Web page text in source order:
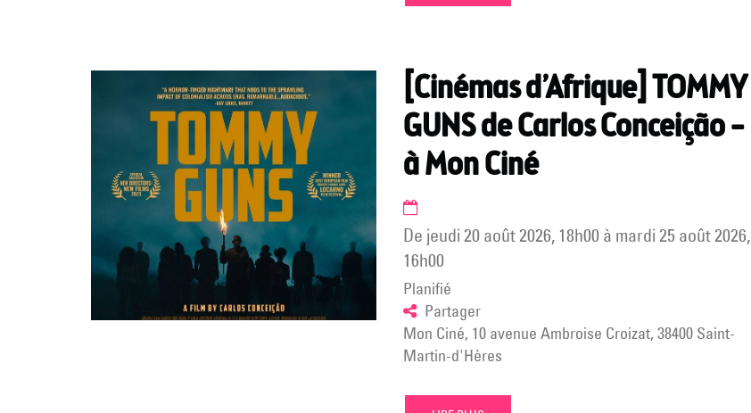
[Cinémas d’Afrique] TOMMY
GUNS de Carlos Conceição –
à Mon Ciné
de jeudi 20 août 2026, 18h00 à mardi 25 août 2026,
16h00
Planifié
Partager
Mon Ciné, 10 avenue Ambroise Croizat, 38400 Saint-
Martin-d'Hères